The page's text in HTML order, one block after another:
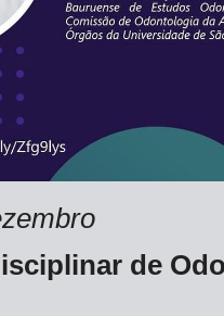
de